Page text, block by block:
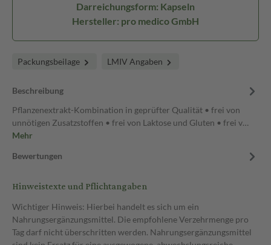
Darreichungsform: Kapseln
Hersteller: pro medico GmbH
Packungsbeilage LMIV Angaben
Beschreibung
Pflanzenextrakt-Kombination in geprüfter Qualität • frei von
unnötigen Zusatzstoffen • frei von Laktose und Gluten • frei v…
Mehr
Bewertungen
Hinweistexte und Pflichtangaben
Wichtiger Hinweis: Hierbei handelt es sich um ein
Nahrungsergänzungsmittel. Die empfohlene Verzehrmenge pro
Tag darf nicht überschritten werden. Nahrungsergänzungsmittel